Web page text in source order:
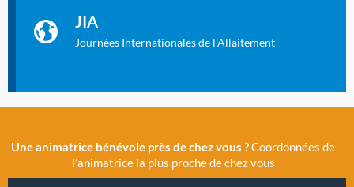
JIA
Journées Internationales de l'Allaitement
2019 la 11e Journée Internationale de l’Allaitement, un
évènement exceptionnel organisé par LLL France.
Une animatrice bénévole près de chez vous ?Coordonnées de
l’animatrice la plus proche de chez vous